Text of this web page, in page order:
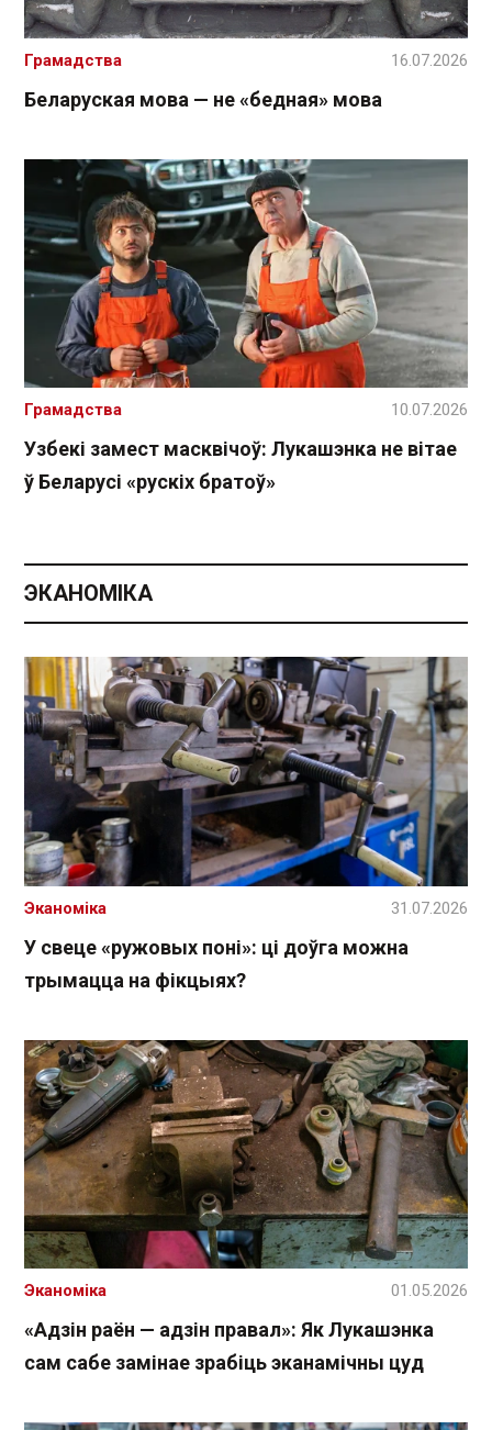
Беларуская мова — не «бедная» мова
Грамадства 16.07.2026
Узбекі замест масквічоў: Лукашэнка не вітае
ў Беларусі «рускіх братоў»
Грамадства 10.07.2026
ЭКАНОМІКА
У свеце «ружовых поні»: ці доўга можна
трымацца на фікцыях?
Эканоміка 31.07.2026
«Адзін раён — адзін правал»: Як Лукашэнка
сам сабе замінае зрабіць эканамічны цуд
Эканоміка 01.05.2026